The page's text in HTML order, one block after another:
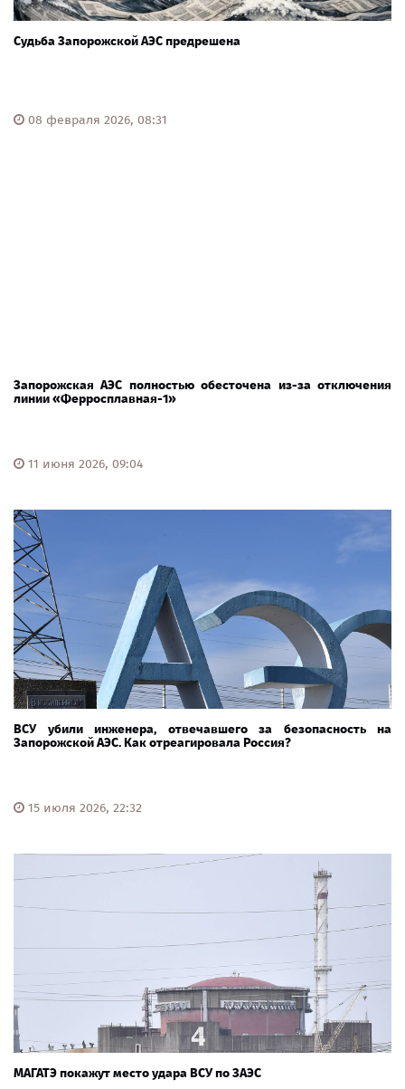
Судьба Запорожской АЭС предрешена
08 февраля 2026, 08:31
Запорожская АЭС полностью обесточена из-за отключения
линии «Ферросплавная-1»
11 июня 2026, 09:04
ВСУ убили инженера, отвечавшего за безопасность на
Запорожской АЭС. Как отреагировала Россия?
15 июля 2026, 22:32
МАГАТЭ покажут место удара ВСУ по ЗАЭС